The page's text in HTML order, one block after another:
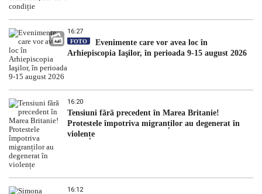
16:27
FOTO
Evenimente care vor avea loc în
Arhiepiscopia Iaşilor, în perioada 9-15 august 2026
16:20
Tensiuni fără precedent în Marea Britanie!
Protestele împotriva migranților au degenerat în
violențe
16:12